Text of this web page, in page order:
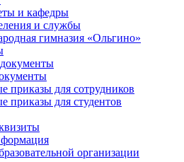
и кафедры
и службы
гимназия «Ольгино»
приказы для сотрудников
приказы для студентов
организации